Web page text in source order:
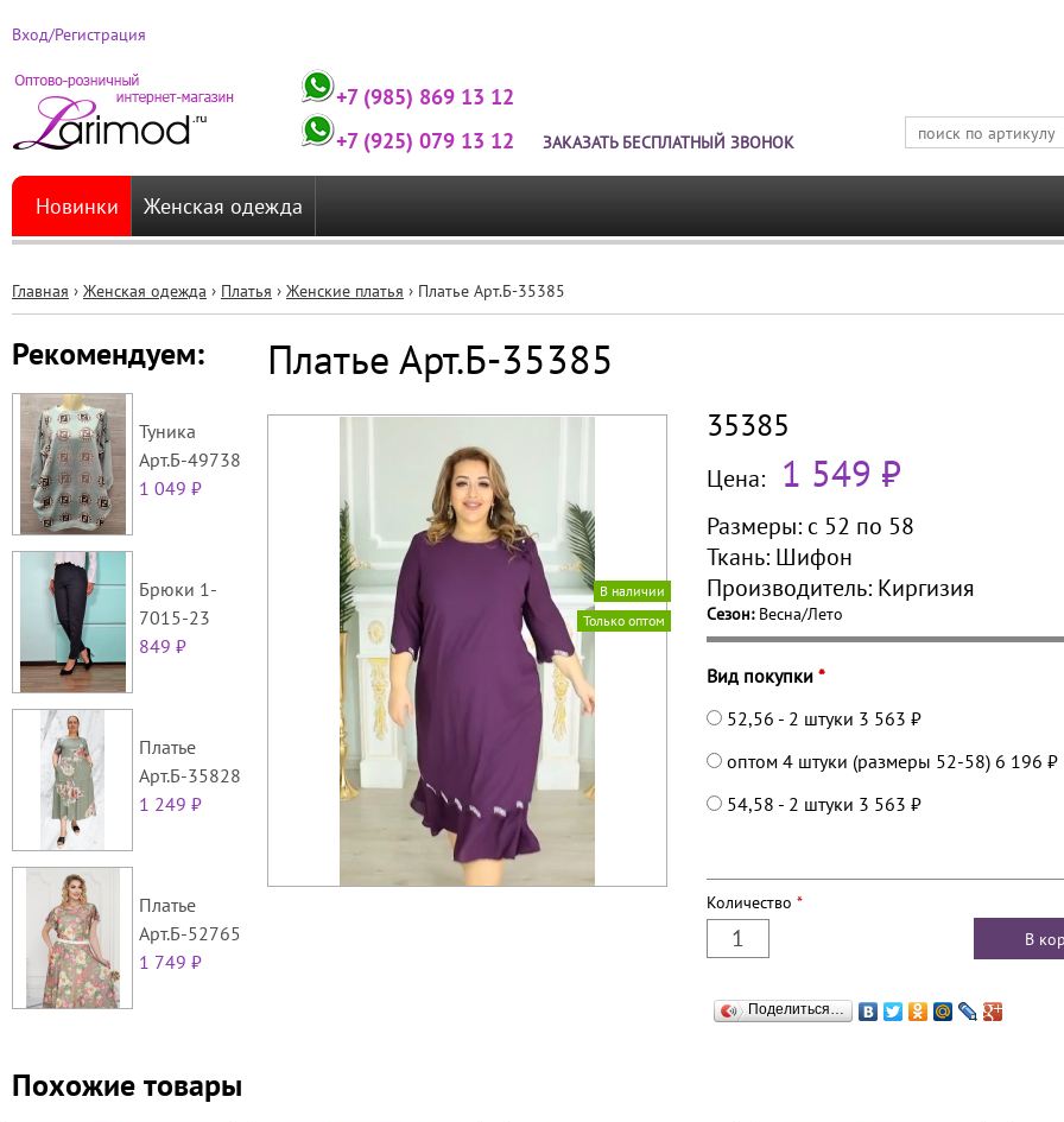
Вход/Регистрация
+7 (985) 869 13 12
+7 (925) 079 13 12
ЗАКАЗАТЬ БЕСПЛАТНЫЙ ЗВОНОК
Новинки Женская одежда
Главная › Женская одежда › Платья › Женские платья › Платье Арт.Б-35385
Рекомендуем:
Туника
Арт.Б-49738
1 049 ₽
Брюки 1-
7015-23
849 ₽
Платье
Арт.Б-35828
1 249 ₽
Платье
Арт.Б-52765
1 749 ₽
Платье Арт.Б-35385
Только оптом
В наличии
35385
Цена: 1 549 ₽
Размеры: с 52 по 58
Ткань: Шифон
Производитель: Киргизия
Сезон: Весна/Лето
Вид покупки *
52,56 - 2 штуки 3 563 ₽
оптом 4 штуки (размеры 52-58) 6 196 ₽
54,58 - 2 штуки 3 563 ₽
Количество *
Поделиться…
Похожие товары